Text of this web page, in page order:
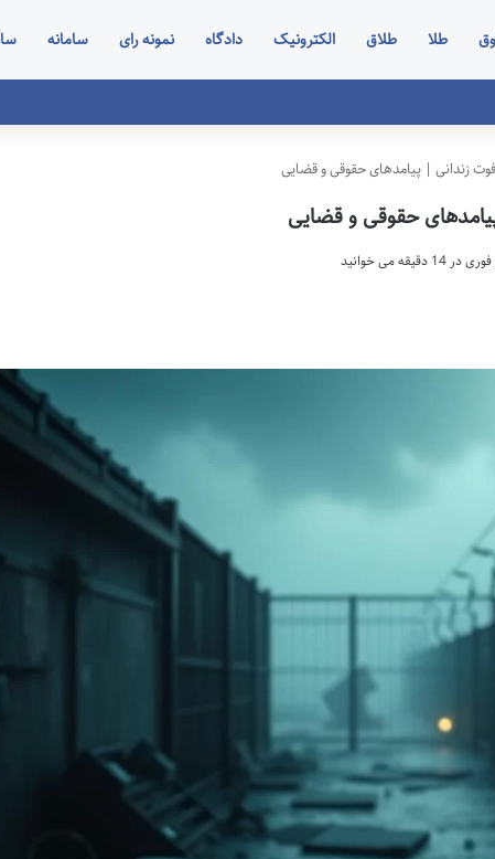
طلا طلاق الکترونیک دادگاه نمونه رای سامانه
زندانی | پیامدهای حقوقی و قضایی
حقوقی و قضایی
می خوانید